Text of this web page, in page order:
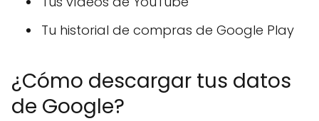
Tu historial de compras de Google Play
¿Cómo descargar tus datos
de Google?